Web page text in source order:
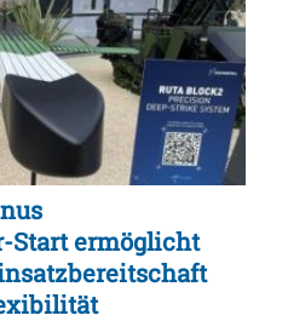
Start ermöglicht